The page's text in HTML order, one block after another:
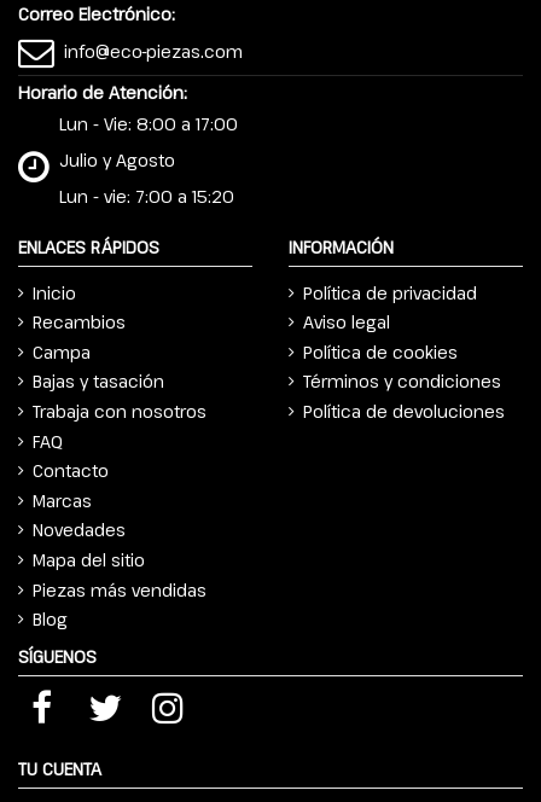
Correo Electrónico:
info@eco-piezas.com
Horario de Atención:
Lun - Vie: 8:00 a 17:00
Julio y Agosto
Lun - vie: 7:00 a 15:20
ENLACES RÁPIDOS
Inicio
Recambios
Campa
Bajas y tasación
Trabaja con nosotros
FAQ
Contacto
Marcas
Novedades
Mapa del sitio
Piezas más vendidas
Blog
INFORMACIÓN
Política de privacidad
Aviso legal
Política de cookies
Términos y condiciones
Política de devoluciones
SÍGUENOS
TU CUENTA